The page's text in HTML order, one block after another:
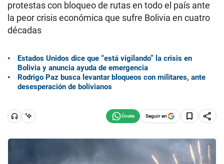
protestas con bloqueo de rutas en todo el país ante
la peor crisis económica que sufre Bolivia en cuatro
décadas
Estados Unidos dice que “está vigilando” la crisis en
Bolivia y anuncia ayuda de emergencia
Rodrigo Paz busca levantar bloqueos con militares, ante
desesperación de bolivianos
Seguir en